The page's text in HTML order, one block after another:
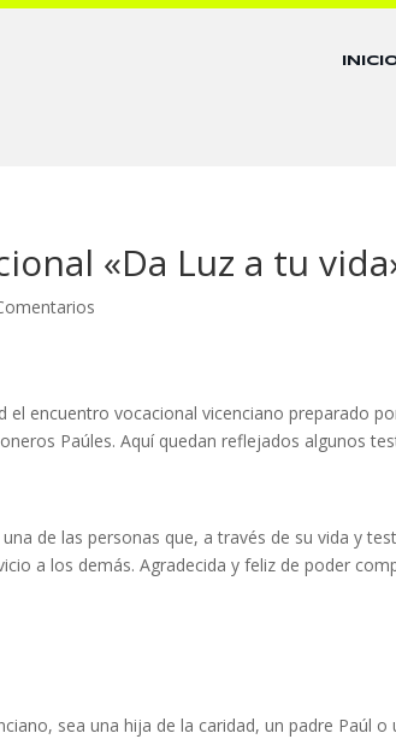
«Da Luz a tu
encuentro vocacional vicenciano preparado
Paúles. Aquí quedan reflejados algunos
de las personas que, a través de su vida y
a los demás. Agradecida y feliz de poder
sea una hija de la caridad, un padre Paúl o